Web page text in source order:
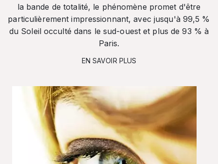
la bande de totalité, le phénomène promet d'être
particulièrement impressionnant, avec jusqu'à 99,5 %
du Soleil occulté dans le sud-ouest et plus de 93 % à
Paris.
EN SAVOIR PLUS